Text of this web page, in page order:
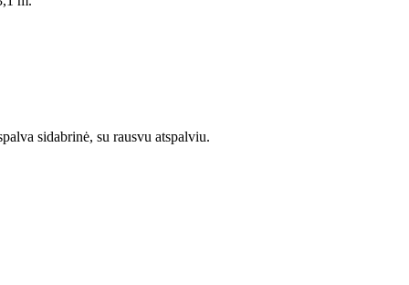
sidabrinė, su rausvu atspalviu.